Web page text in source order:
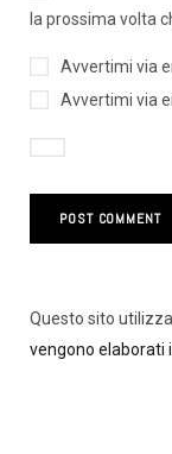
la prossima volta
Avvertimi via
Avvertimi via
Questo sito
vengono elaborati